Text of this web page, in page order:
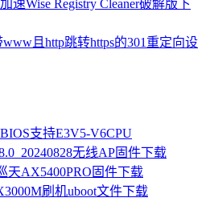
速Wise Registry Cleaner破解版下
且http跳转https的301重定向设
支持E3V5-V6CPU
无线AP固件下载
天AX5400PRO固件下载
刷机uboot文件下载